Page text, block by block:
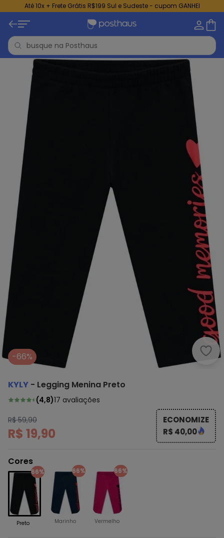
Até 10x + Frete Grátis R$199 Sul e Sudeste - cupom GANHEI
Kyly
-66%
KYLY - Legging Menina Preto
(4,8)17 avaliações
R$ 59,90
R$ 19,90
ECONOMIZE
R$ 40,00
Cores
66%
Preto
66%
Marinho
66%
Vermelho